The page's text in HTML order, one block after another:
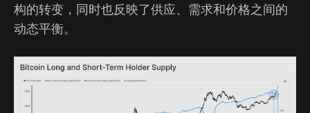
构的转变，同时也反映了供应、需求和价格之间的
动态平衡。